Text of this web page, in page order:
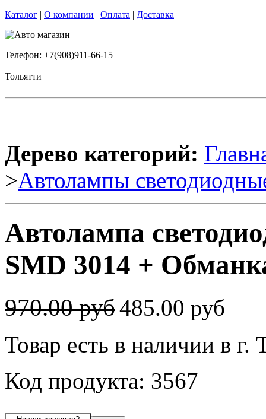
Каталог | О компании | Оплата | Доставка
Телефон: +7(908)911-66-15
Тольятти
Дерево категорий:
>Автолампы
Автолампа
SMD 3014 +
970.00 руб485.00 руб
Товар есть в наличии в г.
Код продукта: 3567